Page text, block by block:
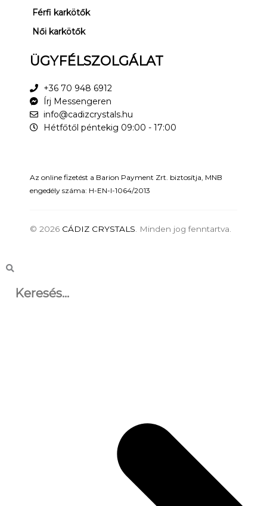
Férfi karkötők
Női karkötők
ÜGYFÉLSZOLGÁLAT
+36 70 948 6912
Írj Messengeren
info@cadizcrystals.hu
Hétfőtől péntekig 09:00 - 17:00
Az online fizetést a Barion Payment Zrt. biztosítja, MNB
engedély száma: H-EN-I-1064/2013
© 2026 CÁDIZ CRYSTALS . Minden jog fenntartva.
Keresés